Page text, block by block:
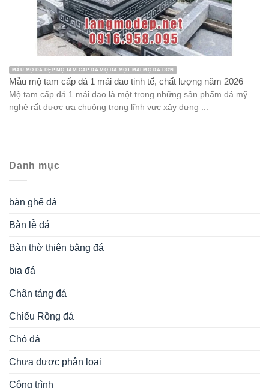
MẪU MỘ ĐÁ ĐẸP MỘ TAM CẤP ĐÁ MỘ ĐÁ MỘT MÁI MỘ ĐÁ ĐƠN
Mẫu mộ tam cấp đá 1 mái đao tinh tế, chất lượng năm 2026
Mộ tam cấp đá 1 mái đao là một trong những sản phẩm đá mỹ
nghệ rất được ưa chuộng trong lĩnh vực xây dựng ...
Danh mục
bàn ghế đá
Bàn lễ đá
Bàn thờ thiên bằng đá
bia đá
Chân tảng đá
Chiếu Rồng đá
Chó đá
Chưa được phân loại
Công trình